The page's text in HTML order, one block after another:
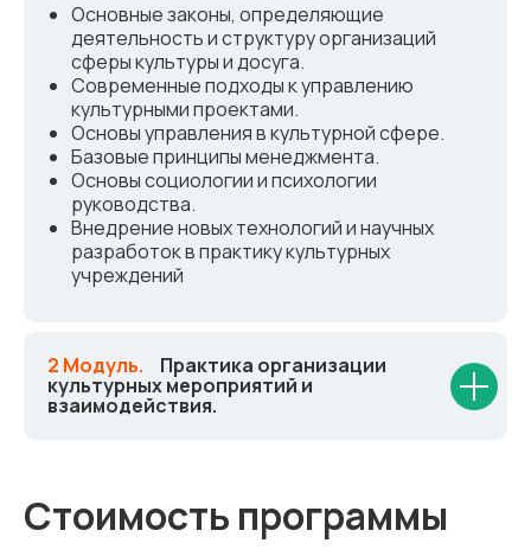
Основные законы, определяющие
деятельность и структуру организаций
сферы культуры и досуга.
Современные подходы к управлению
культурными проектами.
Основы управления в культурной сфере.
Базовые принципы менеджмента.
Основы социологии и психологии
руководства.
Внедрение новых технологий и научных
разработок в практику культурных
учреждений
2 Модуль. Практика организации
культурных мероприятий и
взаимодействия.
Стоимость программы